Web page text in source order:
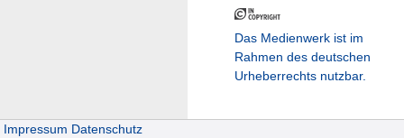
Das Medienwerk ist im
Rahmen des deutschen
Urheberrechts nutzbar.
Impressum Datenschutz